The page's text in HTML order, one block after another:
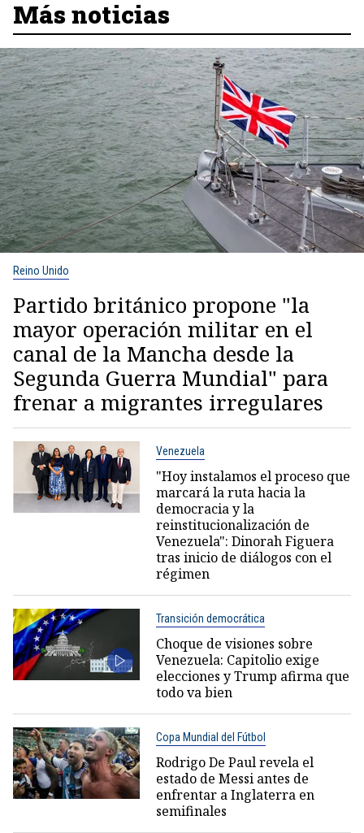
Más noticias
Reino Unido
Partido británico propone "la
mayor operación militar en el
canal de la Mancha desde la
Segunda Guerra Mundial" para
frenar a migrantes irregulares
Venezuela
"Hoy instalamos el proceso que
marcará la ruta hacia la
democracia y la
reinstitucionalización de
Venezuela": Dinorah Figuera
tras inicio de diálogos con el
régimen
Transición democrática
Choque de visiones sobre
Venezuela: Capitolio exige
elecciones y Trump afirma que
todo va bien
Copa Mundial del Fútbol
Rodrigo De Paul revela el
estado de Messi antes de
enfrentar a Inglaterra en
semifinales